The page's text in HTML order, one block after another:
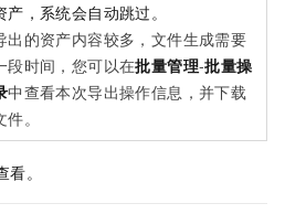
产，系统会自动跳过。
出的资产内容较多，文件生成需要
段时间，您可以在批量管理-批量操
中查看本次导出操作信息，并下载
。
。